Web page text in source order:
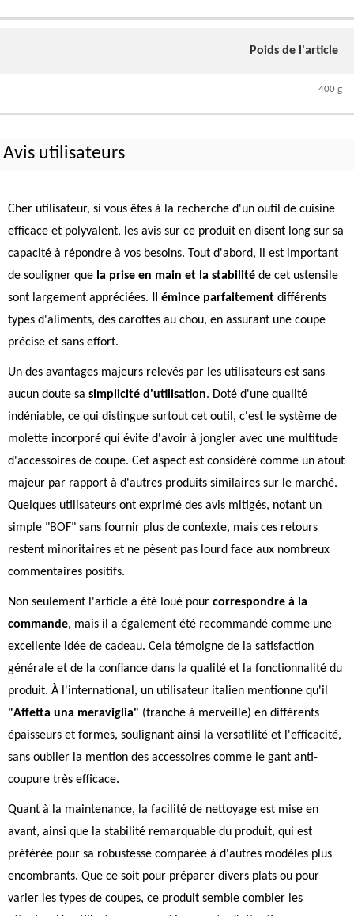
Poids de l'article
400 g
Avis utilisateurs
Cher utilisateur, si vous êtes à la recherche d'un outil de cuisine
efficace et polyvalent, les avis sur ce produit en disent long sur sa
capacité à répondre à vos besoins. Tout d'abord, il est important
de souligner que la prise en main et la stabilité de cet ustensile
sont largement appréciées.
Il émince parfaitement différents
types d'aliments, des carottes au chou, en assurant une coupe
précise et sans effort.
Un des avantages majeurs relevés par les utilisateurs est sans
aucun doute sa simplicité d'utilisation. Doté d'une qualité
indéniable, ce qui distingue surtout cet outil, c'est le système de
molette incorporé qui évite d'avoir à jongler avec une multitude
d'accessoires de coupe. Cet aspect est considéré comme un atout
majeur par rapport à d'autres produits similaires sur le marché.
Quelques utilisateurs ont exprimé des avis mitigés, notant un
simple "BOF" sans fournir plus de contexte, mais ces retours
restent minoritaires et ne pèsent pas lourd face aux nombreux
commentaires positifs.
Non seulement l'article a été loué pour correspondre à la
commande, mais il a également été recommandé comme une
excellente idée de cadeau. Cela témoigne de la satisfaction
générale et de la confiance dans la qualité et la fonctionnalité du
produit. À l'international, un utilisateur italien mentionne qu'il
"Affetta una meraviglia" (tranche à merveille) en différents
épaisseurs et formes, soulignant ainsi la versatilité et l'efficacité,
sans oublier la mention des accessoires comme le gant anti-
coupure très efficace.
Quant à la maintenance, la facilité de nettoyage est mise en
avant, ainsi que la stabilité remarquable du produit, qui est
préférée pour sa robustesse comparée à d'autres modèles plus
encombrants. Que ce soit pour préparer divers plats ou pour
varier les types de coupes, ce produit semble combler les